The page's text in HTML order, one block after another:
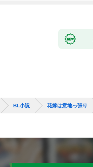
BL小説 花嫁は意地っ張り